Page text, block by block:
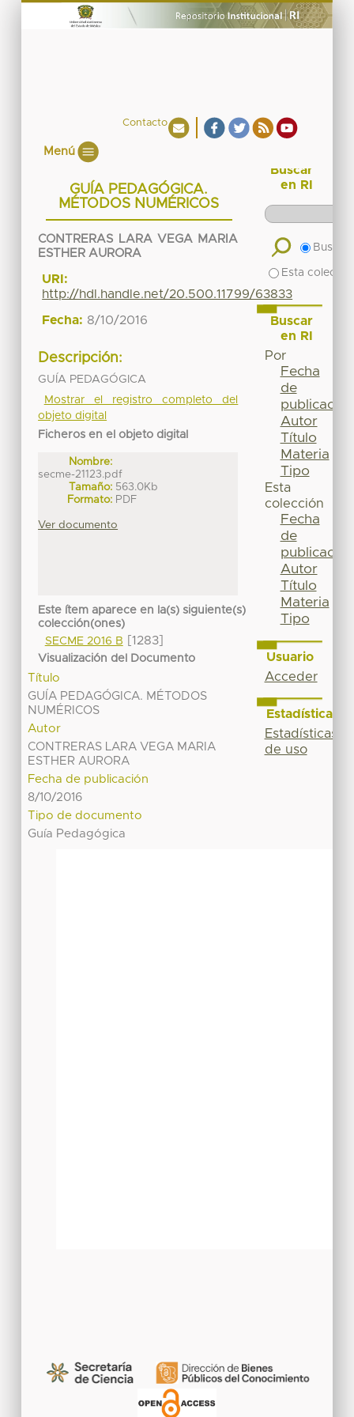
Contacto
Menú
GUÍA PEDAGÓGICA.
MÉTODOS NUMÉRICOS
CONTRERAS LARA VEGA MARIA
ESTHER AURORA
URI:
http://hdl.handle.net/20.500.11799/63833
Fecha: 8/10/2016
Descripción:
GUÍA PEDAGÓGICA
Mostrar el registro completo del
objeto digital
Ficheros en el objeto digital
Nombre:
secme-21123.pdf
Tamaño: 563.0Kb
Formato: PDF
Ver documento
Este ítem aparece en la(s) siguiente(s)
colección(ones)
SECME 2016 B
[1283]
Visualización del Documento
Título
GUÍA PEDAGÓGICA. MÉTODOS
NUMÉRICOS
Autor
CONTRERAS LARA VEGA MARIA
ESTHER AURORA
Fecha de publicación
8/10/2016
Tipo de documento
Guía Pedagógica
Buscar
en RI
Buscar
Esta
Buscar
en RI
Por
Fecha
de
publicación
Autor
Título
Materia
Tipo
Esta
colección
Fecha
de
publicación
Autor
Título
Materia
Tipo
Usuario
Acceder
Estadísticas
Estadísticas
de uso